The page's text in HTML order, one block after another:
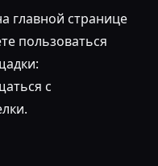
главной странице
пользоваться
с